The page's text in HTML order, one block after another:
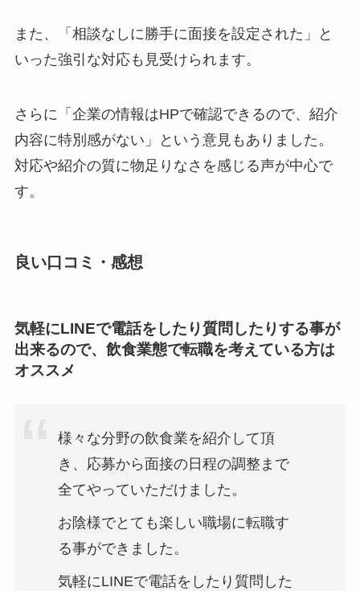
また、「相談なしに勝手に面接を設定された」と
いった強引な対応も見受けられます。
さらに「企業の情報はHPで確認できるので、紹介
内容に特別感がない」という意見もありました。
対応や紹介の質に物足りなさを感じる声が中心で
す。
良い口コミ・感想
気軽にLINEで電話をしたり質問したりする事が
出来るので、飲食業態で転職を考えている方は
オススメ
様々な分野の飲食業を紹介して頂
き、応募から面接の日程の調整まで
全てやっていただけました。
お陰様でとても楽しい職場に転職す
る事ができました。
気軽にLINEで電話をしたり質問した